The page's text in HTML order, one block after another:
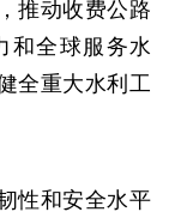
推动收费公路
和全球服务水
全重大水利工
性和安全水平